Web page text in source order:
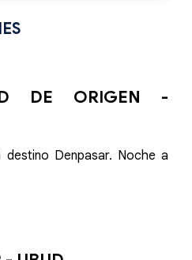
DE ORIGEN -
destino Denpasar. Noche a